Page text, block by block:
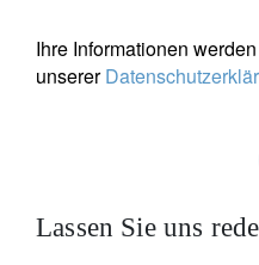
Ihre Informationen
unserer
Lassen Sie uns